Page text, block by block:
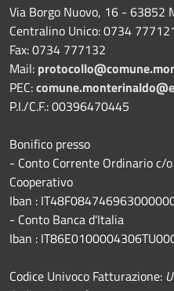
Via Borgo Nuovo, 16 - 63852
Centralino Unico: 0734
Fax: 0734 777132
Mail:
PEC:
P.I./C.F.: 00396470445
Bonifico presso
​- Conto Corrente Ordinario c/
Cooperativo
Iban :
- Conto Banca d'Italia
Iban :
Codice Univoco Fatturazione: